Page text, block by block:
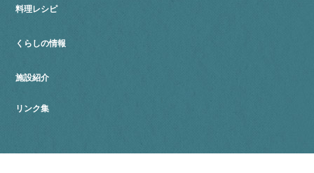
料理レシピ
くらしの情報
施設紹介
リンク集